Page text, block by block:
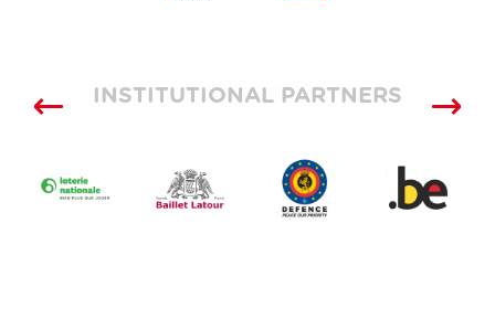
INSTITUTIONAL PARTNERS